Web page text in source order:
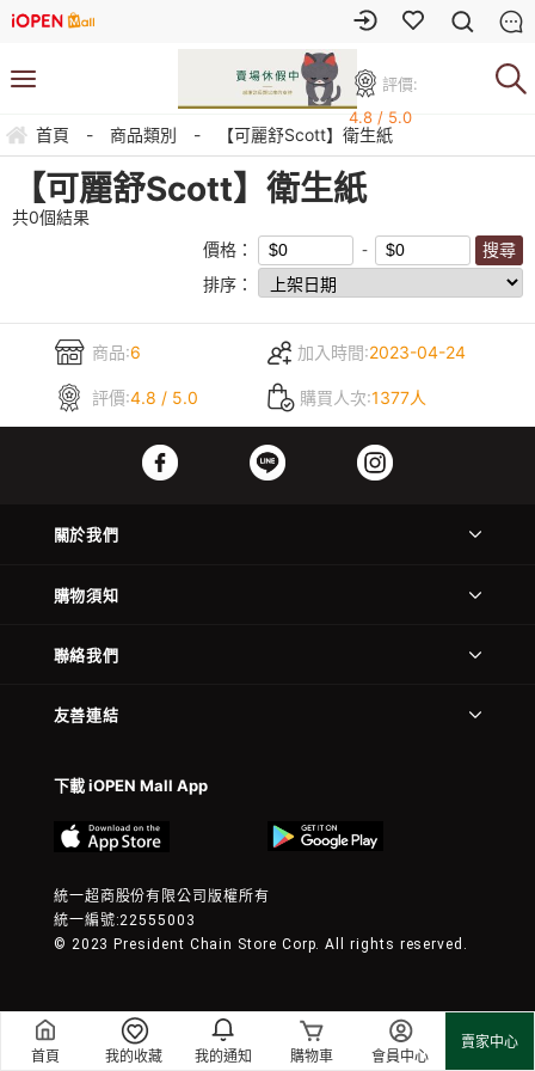
首頁 我的收藏 我的通知 購物車 會員中心
賣家中心
評價:
4.8 / 5.0
首頁 - 商品類別 - 【可麗舒Scott】衛生紙
【可麗舒Scott】衛生紙
共0個結果
價格：
排序：
商品:6 加入時間:2023-04-24
評價:4.8 / 5.0 購買人次:1377人
關於我們
購物須知
聯絡我們
友善連結
下載 iOPEN Mall App
統一超商股份有限公司版權所有
統一編號:22555003
© 2023 President Chain Store Corp. All rights reserved.